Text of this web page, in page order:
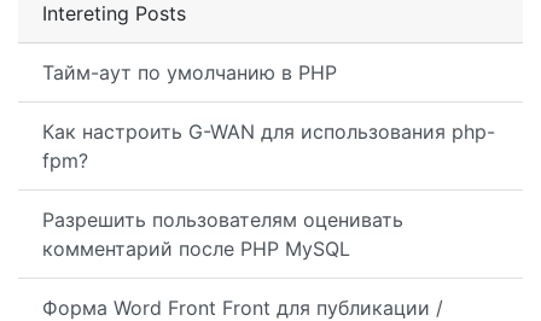
Intereting Posts
Тайм-аут по умолчанию в PHP
Как настроить G-WAN для использования php-
fpm?
Разрешить пользователям оценивать
комментарий после PHP MySQL
Форма Word Front Front для публикации /